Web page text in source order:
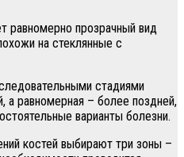
равномерно прозрачный вид
на стеклянные с
стадиями
а равномерная – более поздней,
варианты болезни.
костей выбирают три зоны –